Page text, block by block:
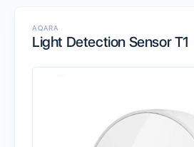
AQARA
Light Detection Sensor T1